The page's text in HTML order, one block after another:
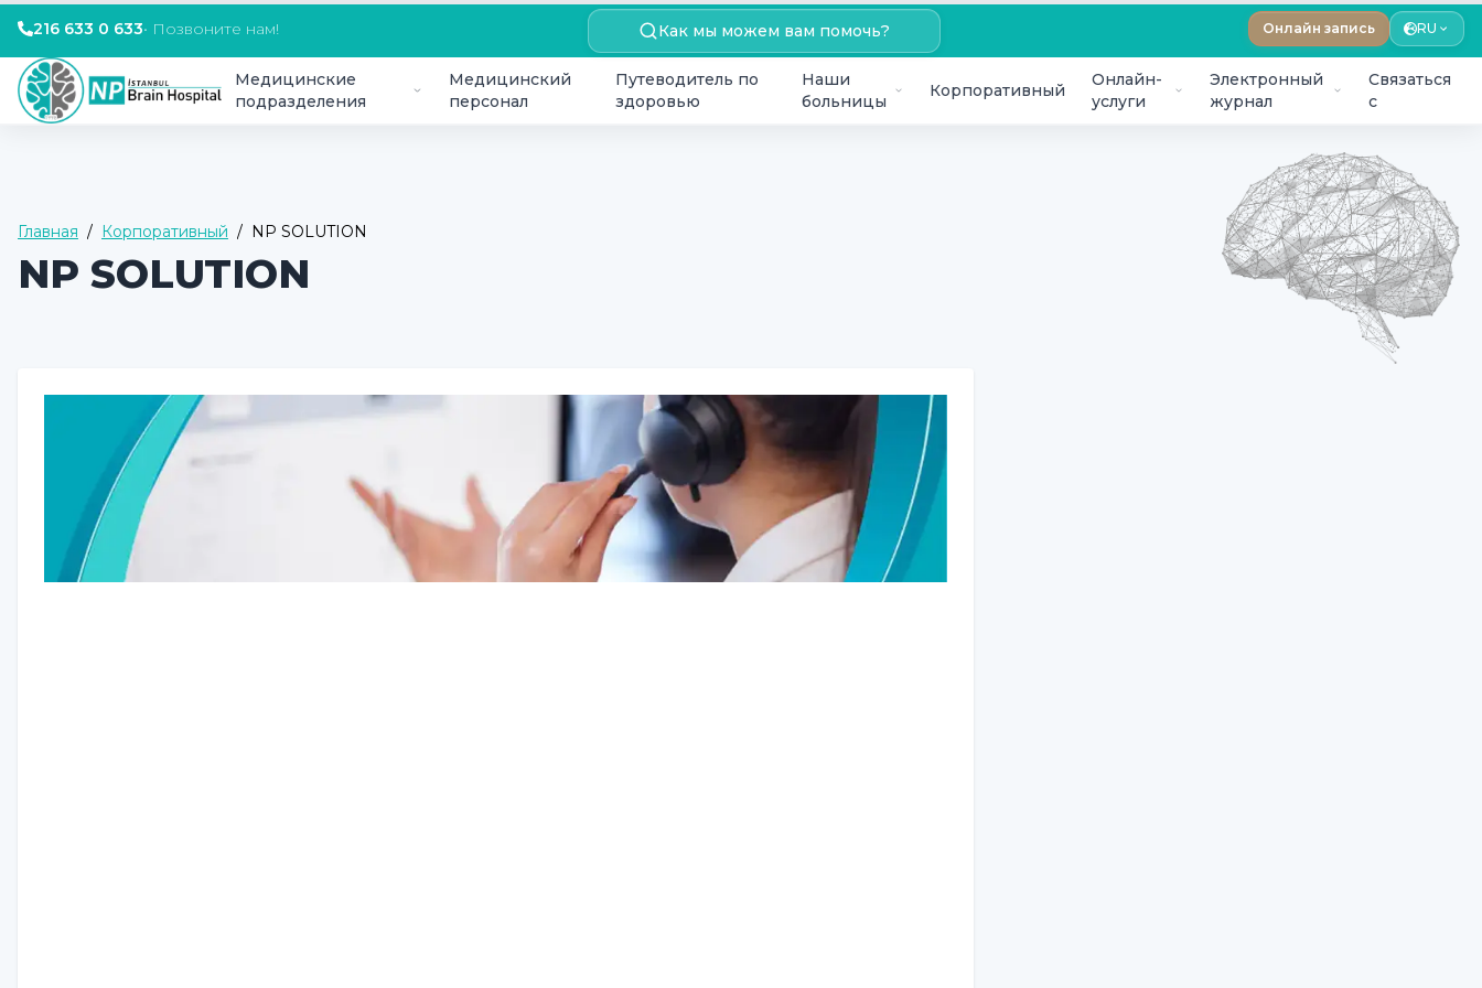
216 633 0 633• Позвоните нам! Как мы можем вам помочь? Онлайн запись RU
Медицинские
подразделения
Медицинский
персонал
Путеводитель по
здоровью
Наши
больницы
Корпоративный
Онлайн-
услуги
Электронный
журнал
Связаться
с
Главная / Корпоративный / NP SOLUTION
NP SOLUTION